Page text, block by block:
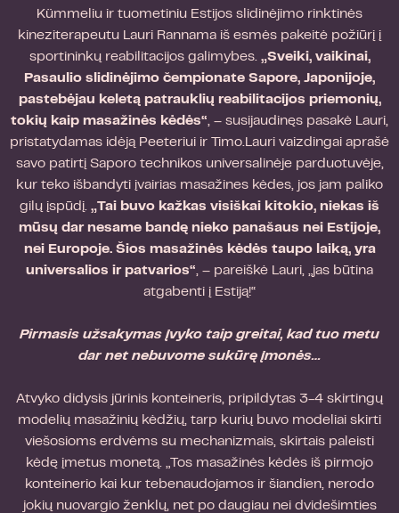
Kümmeliu ir tuometiniu Estijos slidinėjimo rinktinės
kineziterapeutu Lauri Rannama iš esmės pakeitė požiūrį į
sportininkų reabilitacijos galimybes. „Sveiki, vaikinai,
Pasaulio slidinėjimo čempionate Sapore, Japonijoje,
pastebėjau keletą patrauklių reabilitacijos priemonių,
tokių kaip masažinės kėdės“, – susijaudinęs pasakė Lauri,
pristatydamas idėją Peeteriui ir Timo.Lauri vaizdingai aprašė
savo patirtį Saporo technikos universalinėje parduotuvėje,
kur teko išbandyti įvairias masažines kėdes, jos jam paliko
gilų įspūdį. „Tai buvo kažkas visiškai kitokio, niekas iš
mūsų dar nesame bandę nieko panašaus nei Estijoje,
nei Europoje. Šios masažinės kėdės taupo laiką, yra
universalios ir patvarios“, – pareiškė Lauri, „jas būtina
atgabenti į Estiją!“
Pirmasis užsakymas įvyko taip greitai, kad tuo metu
dar net nebuvome sukūrę įmonės…
Atvyko didysis jūrinis konteineris, pripildytas 3-4 skirtingų
modelių masažinių kėdžių, tarp kurių buvo modeliai skirti
viešosioms erdvėms su mechanizmais, skirtais paleisti
kėdę įmetus monetą. „Tos masažinės kėdės iš pirmojo
konteinerio kai kur tebenaudojamos ir šiandien, nerodo
jokių nuovargio ženklų, net po daugiau nei dvidešimties